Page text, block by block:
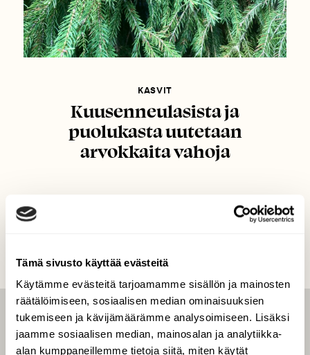
Tämä sivusto käyttää evästeitä
Käytämme evästeitä tarjoamamme sisällön ja mainosten
räätälöimiseen, sosiaalisen median ominaisuuksien
tukemiseen ja kävijämäärämme analysoimiseen. Lisäksi
jaamme sosiaalisen median, mainosalan ja analytiikka-
alan kumppaneillemme tietoja siitä, miten käytät
KASVIT
Kuusenneulasista ja
puolukasta uutetaan
arvokkaita vahoja
LEHTI
Uusin lehti